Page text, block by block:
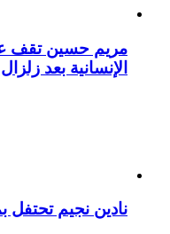
مريم حسين تقف
الإنسانية بعد
نادين نجيم تحتفل